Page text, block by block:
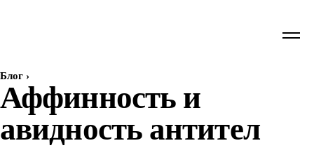
Блог ›
Аффинность и
авидность антител